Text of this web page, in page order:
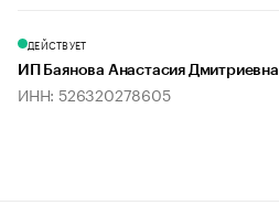
ДЕЙСТВУЕТ
ИП Баянова Анастасия Дмитриевна
ИНН: 526320278605